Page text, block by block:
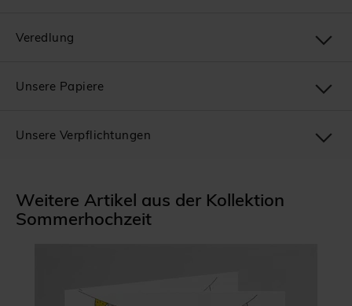
Weitere Artikel aus der Kollektion
Sommerhochzeit
Veredlung
Unsere Papiere
Unsere Verpflichtungen